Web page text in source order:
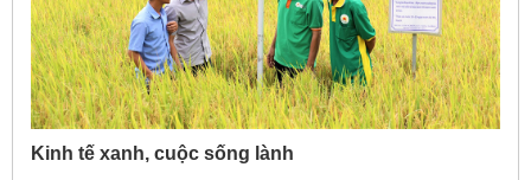
Kinh tế xanh, cuộc sống lành